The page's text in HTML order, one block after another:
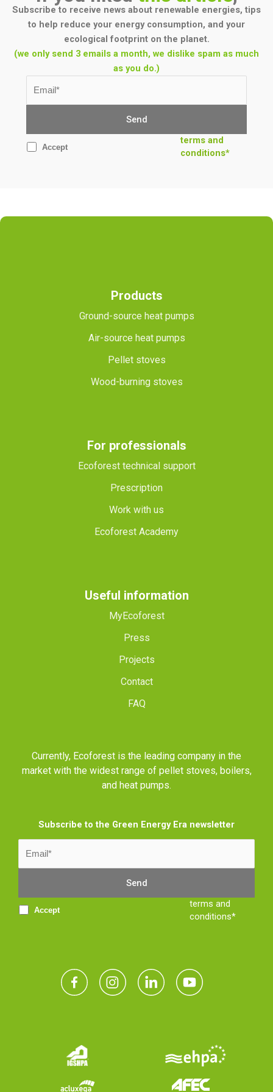
Subscribe to receive news about renewable energies, tips
to help reduce your energy consumption, and your
ecological footprint on the planet.
(we only send 3 emails a month, we dislike spam as much
as you do.)
Accept
terms and
conditions*
Products
Ground-source heat pumps
Air-source heat pumps
Pellet stoves
Wood-burning stoves
For professionals
Ecoforest technical support
Prescription
Work with us
Ecoforest Academy
Useful information
MyEcoforest
Press
Projects
Contact
FAQ
Currently, Ecoforest is the leading company in the
market with the widest range of pellet stoves, boilers,
and heat pumps.
Subscribe to the Green Energy Era newsletter
Accept
terms and
conditions*